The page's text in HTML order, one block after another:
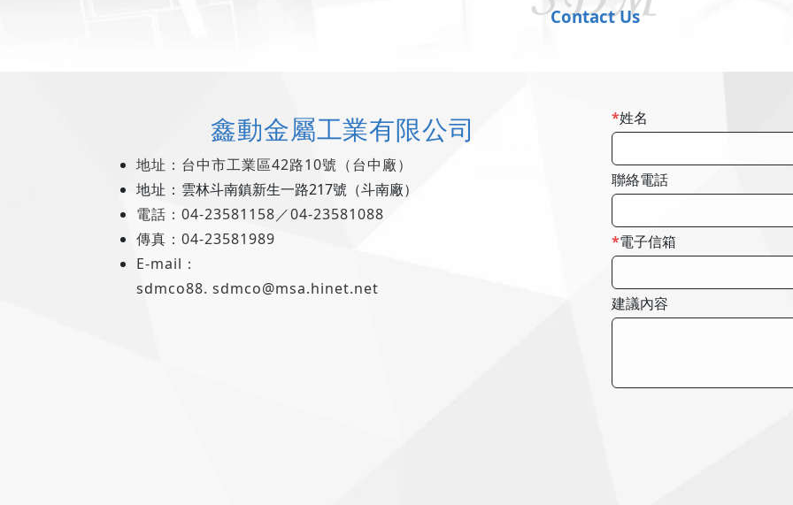
Contact Us
鑫動金屬工業有限公司
地址：台中市工業區42路10號（台中廠）
地址： 雲林斗南鎮新生一路217號（斗南廠）
電話 ： 04-23581158／04-23581088
傳真 ：04-23581989
E-mail：
sdmco88. sdmco@msa.hinet.net
姓名
聯絡電話
電子信箱
建議內容